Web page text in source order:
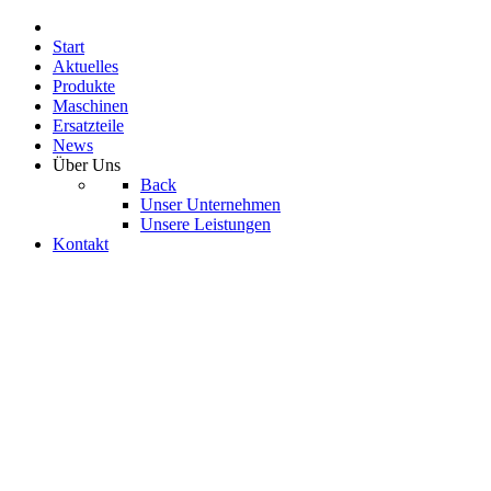
Start
Aktuelles
Produkte
Maschinen
Ersatzteile
News
Über Uns
Back
Unser Unternehmen
Unsere Leistungen
Kontakt